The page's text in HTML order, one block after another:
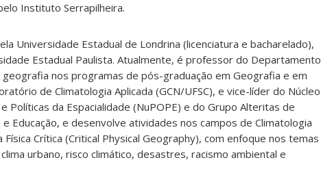
Instituto Serrapilheira.
Universidade Estadual de Londrina (licenciatura e bacharelado),
Estadual Paulista. Atualmente, é professor do Departamento
geografia nos programas de pós-graduação em Geografia e em
de Climatologia Aplicada (GCN/UFSC), e vice-líder do Núcleo
Políticas da Espacialidade (NuPOPE) e do Grupo Alteritas de
Educação, e desenvolve atividades nos campos de Climatologia
Crítica (Critical Physical Geography), com enfoque nos temas
urbano, risco climático, desastres, racismo ambiental e